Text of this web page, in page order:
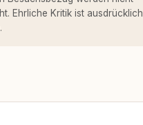
Ehrliche Kritik ist ausdrücklich